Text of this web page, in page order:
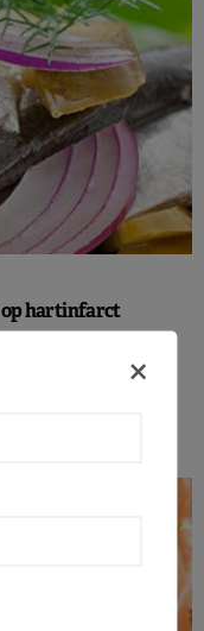
op hartinfarct
van hart- en×